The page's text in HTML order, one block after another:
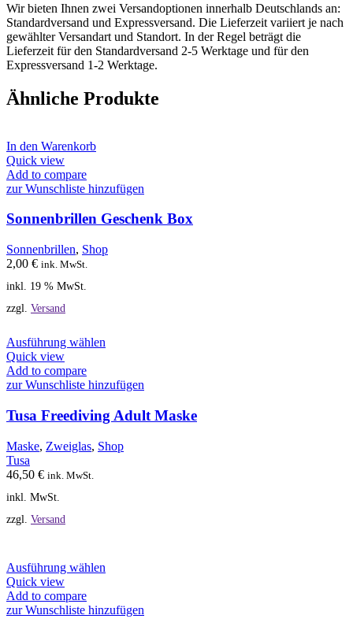
Wir bieten Ihnen zwei Versandoptionen innerhalb Deutschlands an:
Standardversand und Expressversand. Die Lieferzeit variiert je nach
gewählter Versandart und Standort. In der Regel beträgt die
Lieferzeit für den Standardversand 2-5 Werktage und für den
Expressversand 1-2 Werktage.
Ähnliche Produkte
In den Warenkorb
Quick view
Add to compare
zur Wunschliste hinzufügen
Sonnenbrillen Geschenk Box
Sonnenbrillen, Shop
2,00 € ink. MwSt.
inkl. 19 % MwSt.
zzgl. Versand
Ausführung wählen
mehrere
auf.
Die
Optionen
können
Quick view
Add to compare
zur Wunschliste hinzufügen
Tusa Freediving Adult Maske
Maske, Zweiglas, Shop
Tusa
46,50 € ink. MwSt.
inkl. MwSt.
zzgl. Versand
Ausführung wählen
mehrere
Quick view
Add to compare
zur Wunschliste hinzufügen